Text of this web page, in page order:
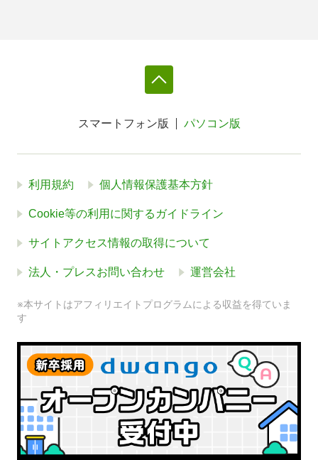
スマートフォン版 パソコン版
利用規約 個人情報保護基本方針
Cookie等の利用に関するガイドライン
サイトアクセス情報の取得について
法人・プレスお問い合わせ 運営会社
※本サイトはアフィリエイトプログラムによる収益を得ていま
す